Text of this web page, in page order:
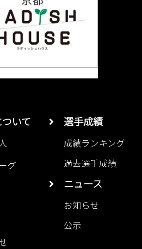
いて
グ
選手成績
成績ランキング
過去選手成績
ニュース
お知らせ
公示